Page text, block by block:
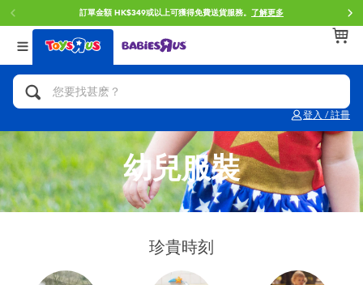
訂單金額 HK$349或以上可獲得免費送貨服務。 了解更多
登入 / 註冊
返回
分類目錄
人氣英雄,角色扮演,射擊玩具
單車,滑板車,騎乘車
拼砌組合及樂高LEGO
手工藝,文具,蠟筆,泥膠,畫板
返回
品牌
Brunch Brother 早午餐兄弟
Toy Story反斗奇兵
Spider-Man蜘蛛俠
Play-Doh培樂多
返回
年齢
0~2歳
3~4歳
5~7歳
12~14歳
幼兒服裝
珍貴時刻